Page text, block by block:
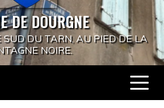
DE DOURGNE
SUD DU TARN, AU PIED DE LA
NOIRE.